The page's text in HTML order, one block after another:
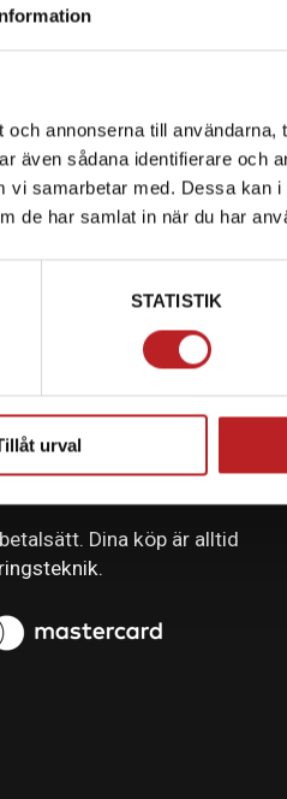
annonserna till användarna,
även sådana identifierare och
samarbetar med. Dessa kan
de har samlat in när du har
STATISTIK
urval
Dina köp är alltid